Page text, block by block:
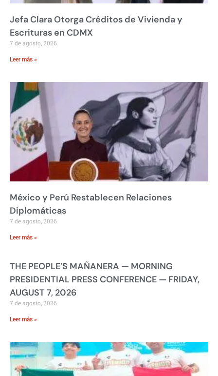
Jefa Clara Otorga Créditos de Vivienda y
Escrituras en CDMX
7 de agosto, 2026
Leer más »
México y Perú Restablecen Relaciones
Diplomáticas
7 de agosto, 2026
Leer más »
THE PEOPLE’S MAÑANERA — MORNING
PRESIDENTIAL PRESS CONFERENCE — FRIDAY,
AUGUST 7, 2026
7 de agosto, 2026
Leer más »